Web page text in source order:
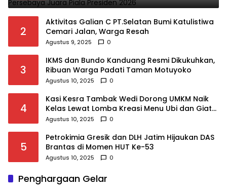
2
Aktivitas Galian C PT.Selatan Bumi Katulistiwa
Cemari Jalan, Warga Resah
Agustus 9, 2025 0
3
IKMS dan Bundo Kanduang Resmi Dikukuhkan,
Ribuan Warga Padati Taman Motuyoko
Agustus 10, 2025 0
4
Kasi Kesra Tambak Wedi Dorong UMKM Naik
Kelas Lewat Lomba Kreasi Menu Ubi dan Giat
KSH Meriahkan HUT RI
Agustus 10, 2025 0
5
Petrokimia Gresik dan DLH Jatim Hijaukan DAS
Brantas di Momen HUT Ke-53
Agustus 10, 2025 0
Penghargaan Gelar